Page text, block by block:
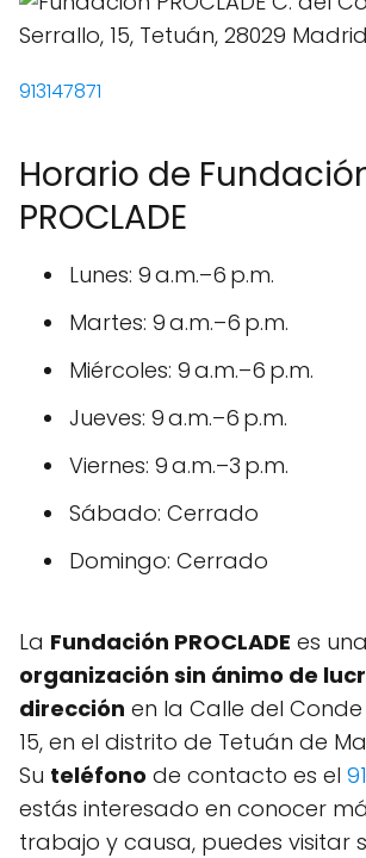
913147871
Horario de
PROCLADE
Lunes: 9 a.m.–6 p.m.
Martes: 9 a.m.–6 p.m.
Miércoles: 9 a.m.–6 p.m.
Jueves: 9 a.m.–6 p.m.
Viernes: 9 a.m.–3 p.m.
Sábado: Cerrado
Domingo: Cerrado
La Fundación PROCLADE es una
organización sin ánimo de
dirección en la Calle del
15, en el distrito de Tetuán de
Su teléfono de contacto es el
estás interesado en conocer
trabajo y causa, puedes visitar